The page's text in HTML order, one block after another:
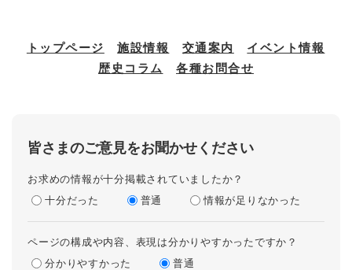
トップページ 施設情報 交通案内
イベント情報
歴史コラム
各種お問合せ
皆さまのご意見をお聞かせください
お求めの情報が十分掲載されていましたか？
十分だった
普通 情報が足りなかった
ページの構成や内容、表現は分かりやすかったですか？
分かりやすかった
普通